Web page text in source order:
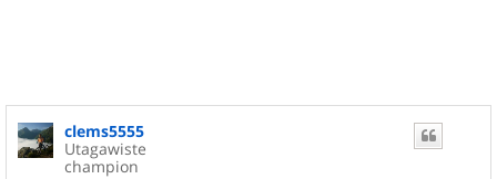
clems5555
Utagawiste
champion